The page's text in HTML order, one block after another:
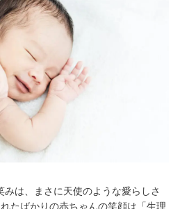
みは、まさに天使のような愛らしさ
たばかりの赤ちゃんの笑顔は「生理